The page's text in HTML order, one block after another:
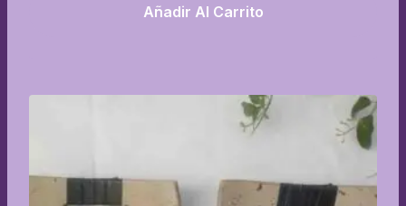
Añadir Al Carrito